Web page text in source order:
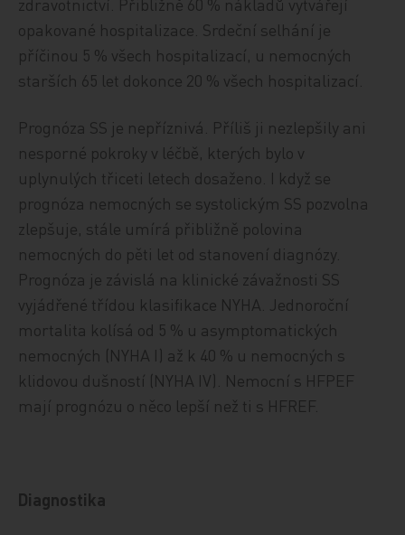
opakované hospitalizace. Srdeční selhání je
příčinou 5 % všech hospitalizací, u nemocných
starších 65 let dokonce 20 % všech hospitalizací.
Prognóza SS je nepříznivá. Příliš ji nezlepšily ani
nesporné pokroky v léčbě, kterých bylo v
uplynulých třiceti letech dosaženo. I když se
prognóza nemocných se systolickým SS pozvolna
zlepšuje, stále umírá přibližně polovina
nemocných do pěti let od stanovení diagnózy.
Prognóza je závislá na klinické závažnosti SS
vyjádřené třídou klasifikace NYHA. Jednoroční
mortalita kolísá od 5 % u asymptomatických
nemocných (NYHA I) až k 40 % u nemocných s
klidovou dušností (NYHA IV). Nemocní s HFPEF
mají prognózu o něco lepší než ti s HFREF.
Diagnostika